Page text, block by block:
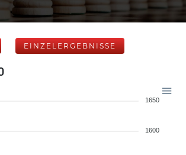
EINZELERGEBNISSE
1650
1600